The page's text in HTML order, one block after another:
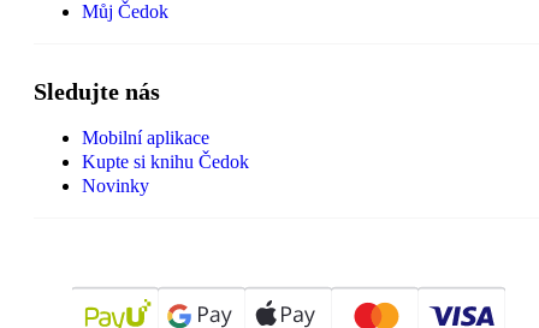
Můj Čedok
Sledujte nás
Mobilní aplikace
Kupte si knihu Čedok
Novinky